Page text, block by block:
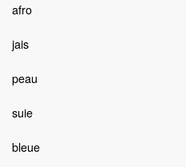
afro
jais
peau
suie
bleue